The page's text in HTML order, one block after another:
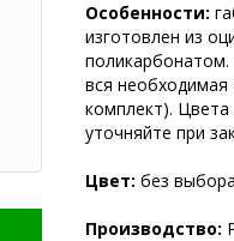
Особенности:
изготовлен из
поликарбонатом.
вся необходимая
комплект).
уточняйте при
Цвет: без
Производство: